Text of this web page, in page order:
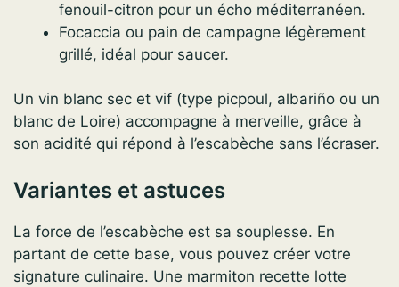
fenouil-citron pour un écho méditerranéen.
Focaccia ou pain de campagne légèrement
grillé, idéal pour saucer.
Un vin blanc sec et vif (type picpoul, albariño ou un
blanc de Loire) accompagne à merveille, grâce à
son acidité qui répond à l’escabèche sans l’écraser.
Variantes et astuces
La force de l’escabèche est sa souplesse. En
partant de cette base, vous pouvez créer votre
signature culinaire. Une marmiton recette lotte